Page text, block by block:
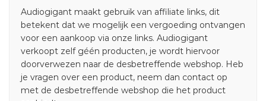
Audiogigant maakt gebruik van affiliate links, dit
betekent dat we mogelijk een vergoeding ontvangen
voor een aankoop via onze links. Audiogigant
verkoopt zelf géén producten, je wordt hiervoor
doorverwezen naar de desbetreffende webshop. Heb
je vragen over een product, neem dan contact op
met de desbetreffende webshop die het product